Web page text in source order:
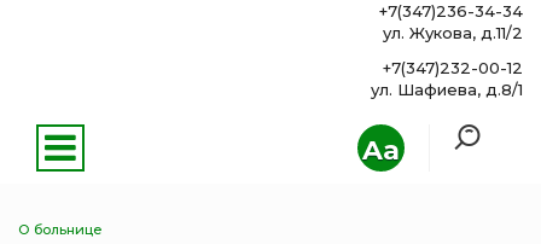
Aa
+7(347)236-34-34
ул. Жукова, д.11/2
+7(347)232-00-12
ул. Шафиева, д.8/1
О больнице